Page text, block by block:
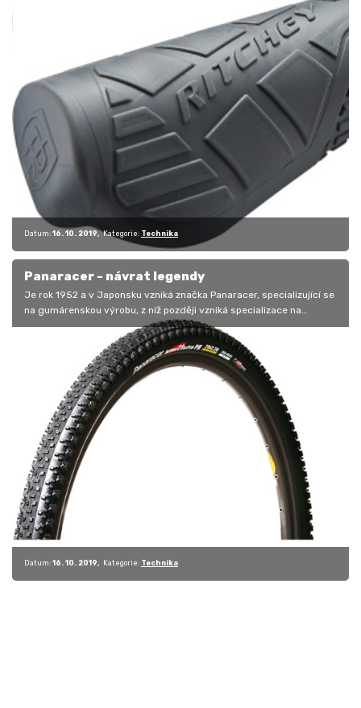
Datum: 16. 10. 2019 Kategorie: Technika
Panaracer - návrat legendy
Je rok 1952 a v Japonsku vzniká značka Panaracer, specializující se
na gumárenskou výrobu, z níž později vzniká specializace na
cyklistické…
Datum: 16. 10. 2019 Kategorie: Technika